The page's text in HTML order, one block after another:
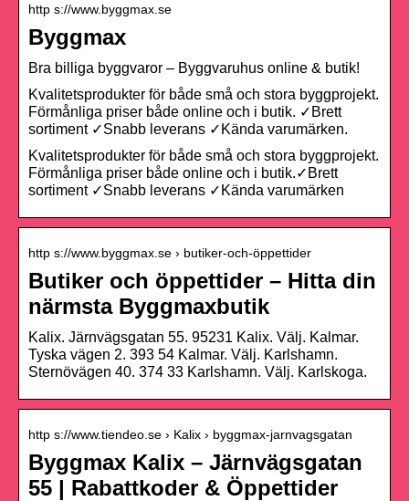
http s://www.byggmax.se
Byggmax
Bra billiga byggvaror – Byggvaruhus online & butik!
Kvalitetsprodukter för både små och stora byggprojekt.
Förmånliga priser både online och i butik. ✓Brett
sortiment ✓Snabb leverans ✓Kända varumärken.
Kvalitetsprodukter för både små och stora byggprojekt.
Förmånliga priser både online och i butik.✓Brett
sortiment ✓Snabb leverans ✓Kända varumärken
http s://www.byggmax.se › butiker-och-öppettider
Butiker och öppettider – Hitta din
närmsta Byggmaxbutik
Kalix. Järnvägsgatan 55. 95231 Kalix. Välj. Kalmar.
Tyska vägen 2. 393 54 Kalmar. Välj. Karlshamn.
Sternövägen 40. 374 33 Karlshamn. Välj. Karlskoga.
http s://www.tiendeo.se › Kalix › byggmax-jarnvagsgatan
Byggmax Kalix – Järnvägsgatan
55 | Rabattkoder & Öppettider